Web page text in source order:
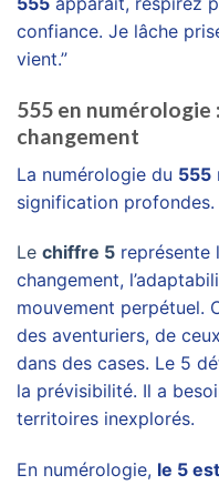
confiance. Je lâche
vient.”
555 en
changement
La numérologie du 555
signification profondes.
Le chiffre 5 représente
changement,
mouvement perpétuel.
des aventuriers, de
dans des cases. Le 5
la prévisibilité. Il a
territoires inexplorés.
En numérologie, le 5